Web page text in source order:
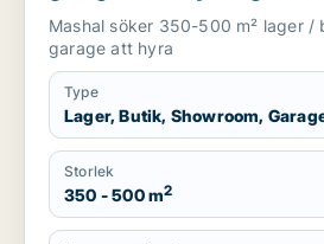
Mashal söker 350-500 m² lager /
garage att hyra
Type
Lager, Butik, Showroom,
Storlek
350 - 500 m2